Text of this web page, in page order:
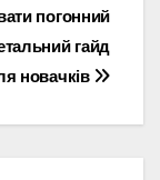
погонний
гайд
новачків